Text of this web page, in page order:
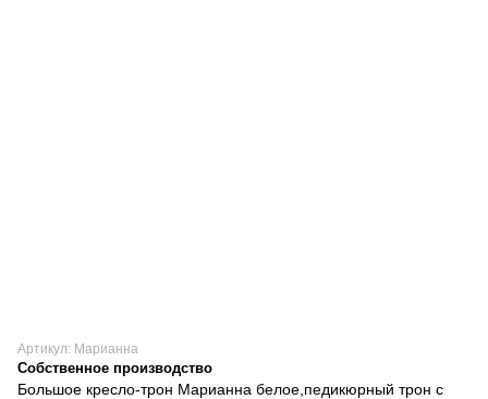
Артикул: Марианна
Собственное производство
Большое кресло-трон Марианна белое,педикюрный трон с